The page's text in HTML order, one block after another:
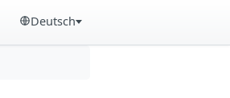
Deutsch